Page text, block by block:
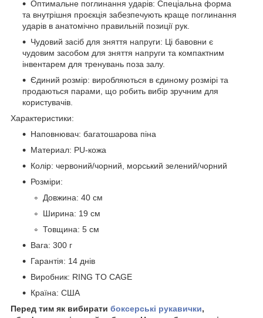
Оптимальне поглинання ударів: Спеціальна форма
та внутрішня проєкція забезпечують краще поглинання
ударів в анатомічно правильній позиції рук.
Чудовий засіб для зняття напруги: Ці бавовни є
чудовим засобом для зняття напруги та компактним
інвентарем для тренувань поза залу.
Єдиний розмір: виробляються в єдиному розмірі та
продаються парами, що робить вибір зручним для
користувачів.
Характеристики:
Наповнювач: багатошарова піна
Материал: PU-кожа
Колір: червоний/чорний, морський зелений/чорний
Розміри:
Довжина: 40 см
Ширина: 19 см
Товщина: 5 см
Вага: 300 г
Гарантія: 14 днів
Виробник: RING TO CAGE
Країна: США
Перед тим як вибирати боксерські рукавички,